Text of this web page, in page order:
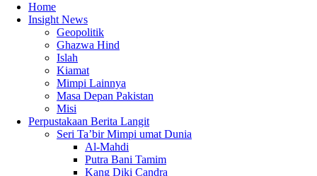
Home
Insight News
Geopolitik
Ghazwa Hind
Islah
Kiamat
Mimpi Lainnya
Masa Depan Pakistan
Misi
Perpustakaan Berita Langit
Seri Ta’bir Mimpi umat Dunia
Al-Mahdi
Putra Bani Tamim
Kang Diki Candra